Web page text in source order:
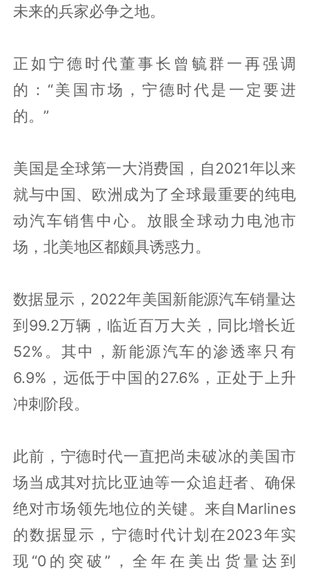
未来的兵家必争之地。
正如宁德时代董事长曾毓群一再强调
的：“美国市场，宁德时代是一定要进
的。”
美国是全球第一大消费国，自2021年以来
就与中国、欧洲成为了全球最重要的纯电
动汽车销售中心。放眼全球动力电池市
场，北美地区都颇具诱惑力。
数据显示，2022年美国新能源汽车销量达
到99.2万辆，临近百万大关，同比增长近
52%。其中，新能源汽车的渗透率只有
6.9%，远低于中国的27.6%，正处于上升
冲刺阶段。
此前，宁德时代一直把尚未破冰的美国市
场当成其对抗比亚迪等一众追赶者、确保
绝对市场领先地位的关键。来自Marlines
的数据显示，宁德时代计划在2023年实
现“0的突破”，全年在美出货量达到